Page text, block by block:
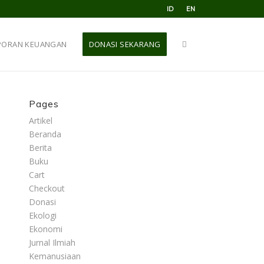
ID EN
KEUANGAN DONASI SEKARANG
Pages
Artikel
Beranda
Berita
Buku
Cart
Checkout
Donasi
Ekologi
Ekonomi
Jurnal Ilmiah
Kemanusiaan